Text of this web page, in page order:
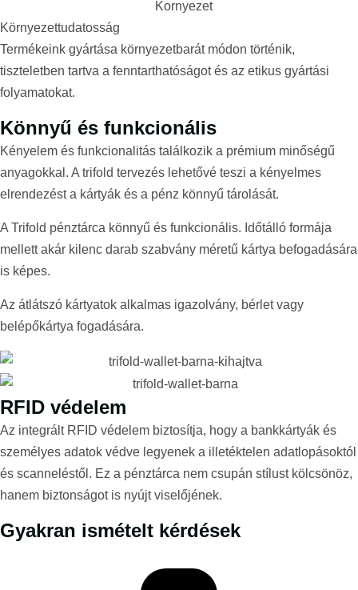
Környezettudatosság
Termékeink gyártása környezetbarát módon történik,
tiszteletben tartva a fenntarthatóságot és az etikus gyártási
folyamatokat.​
Könnyű és funkcionális​
Kényelem és funkcionalitás találkozik a prémium minőségű
anyagokkal. A trifold tervezés lehetővé teszi a kényelmes
elrendezést a kártyák és a pénz könnyű tárolását.
A Trifold pénztárca könnyű és funkcionális. Időtálló formája
mellett akár kilenc darab szabvány méretű kártya befogadására
is képes.
Az átlátszó kártyatok alkalmas igazolvány, bérlet vagy
belépőkártya fogadására.
RFID védelem
Az integrált RFID védelem biztosítja, hogy a bankkártyák és
személyes adatok védve legyenek a illetéktelen adatlopásoktól
és scanneléstől. Ez a pénztárca nem csupán stílust kölcsönöz,
hanem biztonságot is nyújt viselőjének.
Gyakran ismételt kérdések